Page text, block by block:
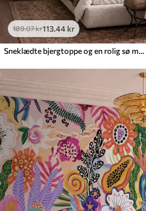
189.07kr113.44 kr
Sneklædte bjergtoppe og en rolig sø med et spejlblankt overflade